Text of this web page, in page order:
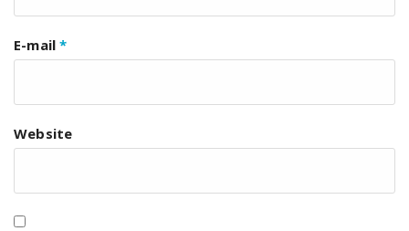
E-mail*
Website